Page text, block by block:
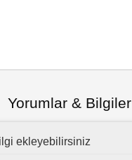
Yorumlar & Bilgiler
ekleyebilirsiniz